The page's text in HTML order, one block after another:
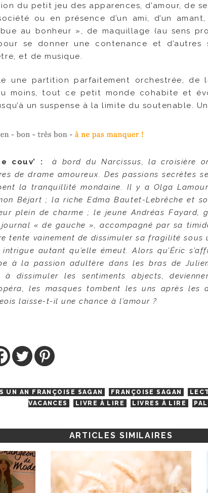
du petit jeu des apparences, d’amour, de
ou en présence d’un ami, d’un
au bonheur », de maquillage (au sens
se donner une contenance et
et de musique.
une partition parfaitement orchestrée, de
moins, tout ce petit monde cohabite et
un suspense à la limite du soutenable.
couv’ :à bord du Narcissus, la croisière
de drame amoureux. Des passions secrètes
la tranquillité mondaine. Il y a Olga
Béjart ; la riche Edma Bautet-Lebrêche et
plein de charme ; le jeune Andréas Fayard,
« de gauche », accompagné par sa
tente vainement de dissimuler sa fragilité
autant qu’elle émeut. Alors qu’Éric
à la passion adultère dans les bras de
à dissimuler les sentiments abjects,
les masques tombent les uns après les
laisse-t-il une chance à l’amour ?
UN AN FRANÇOISE SAGAN FRANÇOISE SAGAN
VACANCES
LIVRE À LIRE LIVRES À LIRE PAL
ARTICLES SIMILAIRES